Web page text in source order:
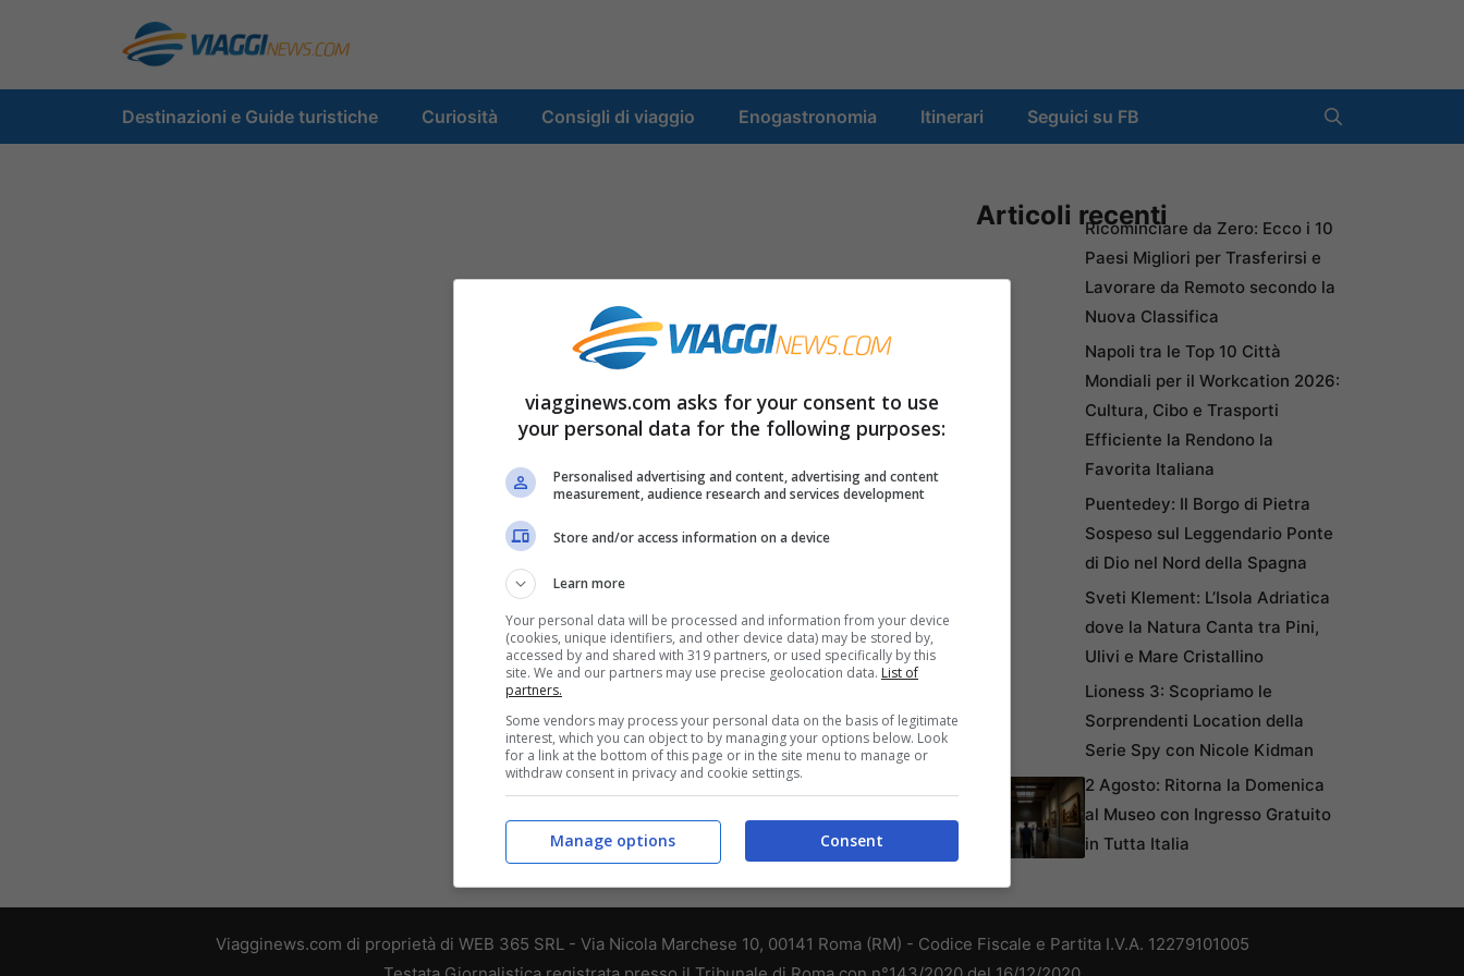
contenuto
Destinazioni e Guide turistiche Curiosità Consigli di viaggio Enogastronomia Itinerari Seguici su FB
Articoli recentiRicominciare da Zero: Ecco i 10
Paesi Migliori per Trasferirsi e
Lavorare da Remoto secondo la
Nuova Classifica
Napoli tra le Top 10 Città
Mondiali per il Workcation 2026:
Cultura, Cibo e Trasporti
Efficiente la Rendono la
Favorita Italiana
Puentedey: Il Borgo di Pietra
Sospeso sul Leggendario Ponte
di Dio nel Nord della Spagna
Sveti Klement: L’Isola Adriatica
dove la Natura Canta tra Pini,
Ulivi e Mare Cristallino
Lioness 3: Scopriamo le
Sorprendenti Location della
Serie Spy con Nicole Kidman
2 Agosto: Ritorna la Domenica
al Museo con Ingresso Gratuito
in Tutta Italia
Viagginews.com di proprietà di WEB 365 SRL - Via Nicola Marchese 10, 00141 Roma (RM) - Codice Fiscale e Partita I.V.A. 12279101005
viagginews.com asks for your consent to use
your personal data for the following purposes:
Personalised advertising and content, advertising and content
measurement, audience research and services development
Store and/or access information on a device
Learn more
Your personal data will be processed and information from your device
(cookies, unique identifiers, and other device data) may be stored by,
accessed by and shared with 319 partners, or used specifically by this
site. We and our partners may use precise geolocation data. List of
partners.
Some vendors may process your personal data on the basis of legitimate
interest, which you can object to by managing your options below. Look
for a link at the bottom of this page or in the site menu to manage or
withdraw consent in privacy and cookie settings.
Consent
Manage options